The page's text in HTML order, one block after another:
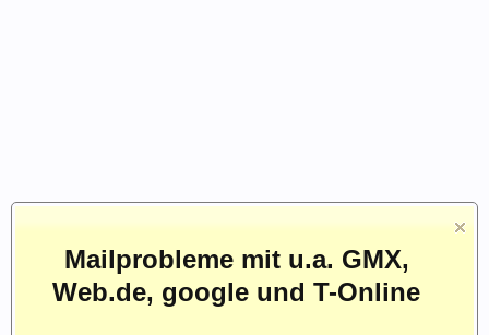
Mailprobleme mit u.a. GMX,
Web.de, google und T-Online